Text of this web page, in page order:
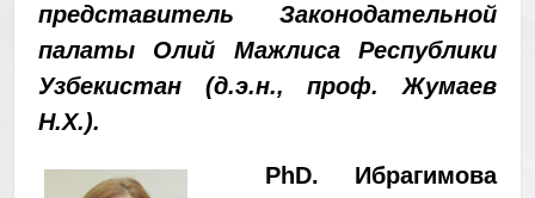
представитель Законодательной
палаты Олий Мажлиса Республики
Узбекистан (д.э.н., проф. Жумаев
Н.Х.).
PhD. Ибрагимова